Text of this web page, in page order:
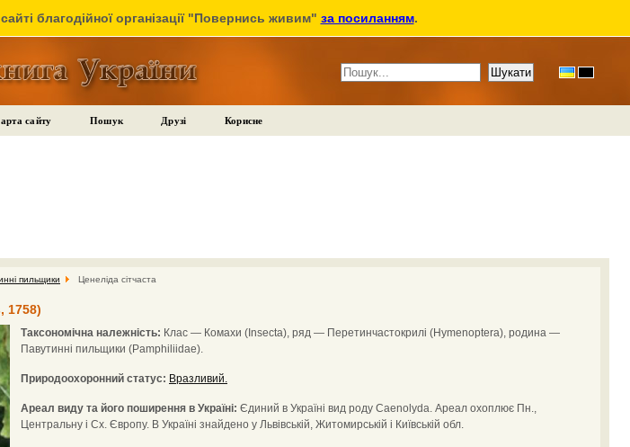
благодійної організації "Повернись живим" за посиланням.
сайту Пошук Друзі Корисне
пильщики Ценеліда сітчаста
1758)
Таксономічна належність: Клас — Комахи (Insecta), ряд — Перетинчастокрилі (Hymenoptera), родина —
Павутинні пильщики (Pamphiliidae).
Природоохоронний статус: Вразливий.
Ареал виду та його поширення в Україні: Єдиний в Україні вид роду Caenolyda. Ареал охоплює Пн.,
Центральну і Сх. Європу. В Україні знайдено у Львівській, Житомирській і Київській обл.